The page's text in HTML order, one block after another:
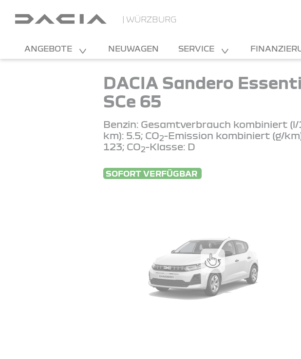
| WÜRZBURG
ANGEBOTE NEUWAGEN SERVICE
DACIA Sandero
SCe 65
Benzin: Gesamtverbrauch kombiniert
km): 5.5; CO2-Emission kombiniert (g/
123; CO2-Klasse: D
SOFORT VERFÜGBAR